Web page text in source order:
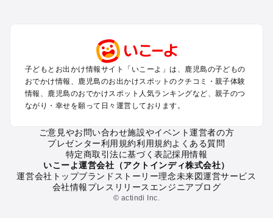
指宿・知覧・枕崎・南薩のプールお出かけ
川内・出水・串木野・北薩のプールお出かけ
屋久島・奄美大島・種子島・宮古島・石垣島（鹿児島～沖縄の
離島）のプールお出かけ
鹿児島の遊園地
鹿児島の動物園
鹿児島のバーベキュー
鹿児島の釣り
鹿児島の牧場
子どもとお出かけ情報サイト「いこーよ」は、鹿児島の子どもの
おでかけ情報、鹿児島のお出かけスポットのクチコミ・親子体験
情報、鹿児島のおでかけスポット人気ランキングなど、親子のつ
ながり・幸せを願って日々運営しております。
ご意見やお問い合わせ施設やイベント運営者の方
プレゼンター利用規約利用規約よくある質問
特定商取引法に基づく表記採用情報
いこーよ運営会社（アクトインディ株式会社）
運営会社トップブランドストーリー理念未来図運営サービス
会社情報プレスリリース エンジニアブログ
© actindi Inc.